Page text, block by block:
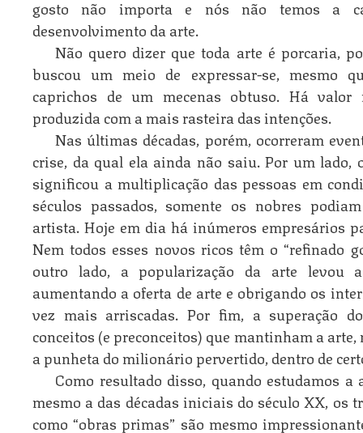
gosto não importa e nós não temos a
desenvolvimento da arte.
Não quero dizer que toda arte é porcaria,
buscou um meio de expressar-se, mesmo
caprichos de um mecenas obtuso. Há
produzida com a mais rasteira das intenções.
Nas últimas décadas, porém, ocorreram
crise, da qual ela ainda não saiu. Por um lado,
significou a multiplicação das pessoas em
séculos passados, somente os nobres
artista. Hoje em dia há inúmeros empresários
Nem todos esses novos ricos têm o “refinado
outro lado, a popularização da arte levou
aumentando a oferta de arte e obrigando os
vez mais arriscadas. Por fim, a superação
conceitos (e preconceitos) que mantinham a
a punheta do milionário pervertido, dentro de
Como resultado disso, quando estudamos a
mesmo a das décadas iniciais do século XX, os
como “obras primas” são mesmo